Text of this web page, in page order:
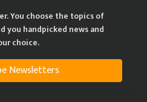
You choose the topics of
you handpicked news and
choice.
Newsletters